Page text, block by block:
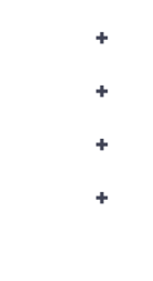
+
+
+
+